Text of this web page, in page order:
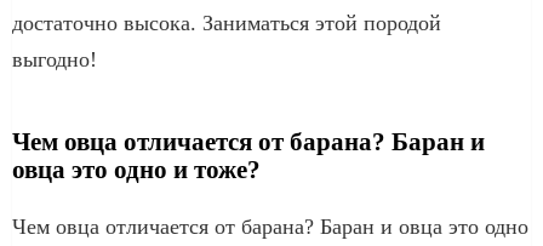
достаточно высока. Заниматься этой породой
выгодно!
Чем овца отличается от барана? Баран и
овца это одно и тоже?
Чем овца отличается от барана? Баран и овца это одно